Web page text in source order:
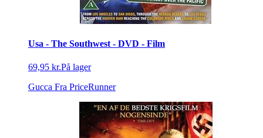
Usa - The Southwest - DVD - Film
69,95 kr.På lager
Gucca Fra PriceRunner